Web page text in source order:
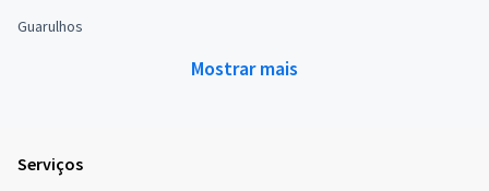
Guarulhos
Mostrar mais
Serviços